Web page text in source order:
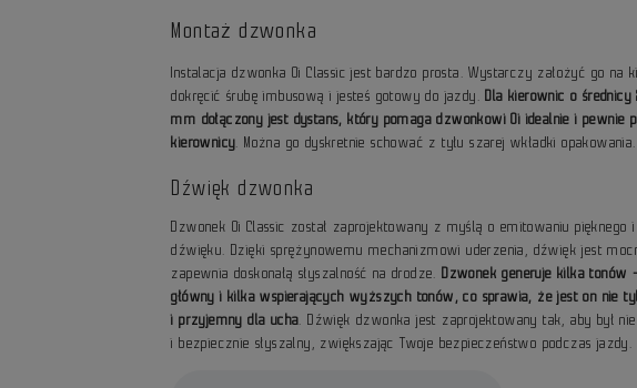
Montaż dzwonka
Instalacja dzwonka Oi Classic jest bardzo prosta. Wystarczy założyć go na
dokręcić śrubę imbusową i jesteś gotowy do jazdy. Dla kierownic o
mm dołączony jest dystans, który pomaga dzwonkowi Oi idealnie i pewnie
kierownicy. Można go dyskretnie schować z tyłu szarej wkładki opakowania.
Dźwięk dzwonka
Dzwonek Oi Classic został zaprojektowany z myślą o emitowaniu pięknego
dźwięku. Dzięki sprężynowemu mechanizmowi uderzenia, dźwięk jest
zapewnia doskonałą słyszalność na drodze. Dzwonek generuje kilka tonów
główny i kilka wspierających wyższych tonów, co sprawia, że jest on nie
i przyjemny dla ucha. Dźwięk dzwonka jest zaprojektowany tak, aby był
i bezpiecznie słyszalny, zwiększając Twoje bezpieczeństwo podczas jazdy.